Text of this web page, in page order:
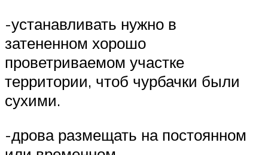
-устанавливать нужно в
затененном хорошо
проветриваемом участке
территории, чтоб чурбачки были
сухими.
-дрова размещать на постоянном